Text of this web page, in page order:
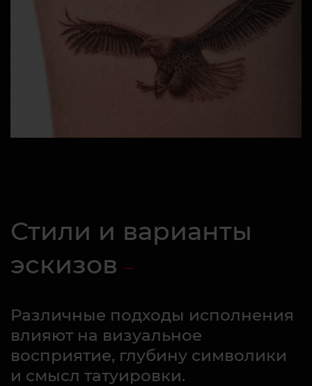
Стили и варианты
эскизов
Различные подходы исполнения
влияют на визуальное
восприятие, глубину символики
и смысл татуировки.